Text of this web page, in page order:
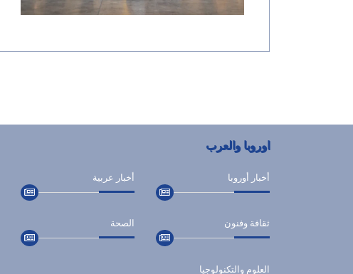
اوروبا والعرب
أخبار أوروبا أخبار عربية
ثقافة وفنون الصحة
العلوم والتكنولوجيا